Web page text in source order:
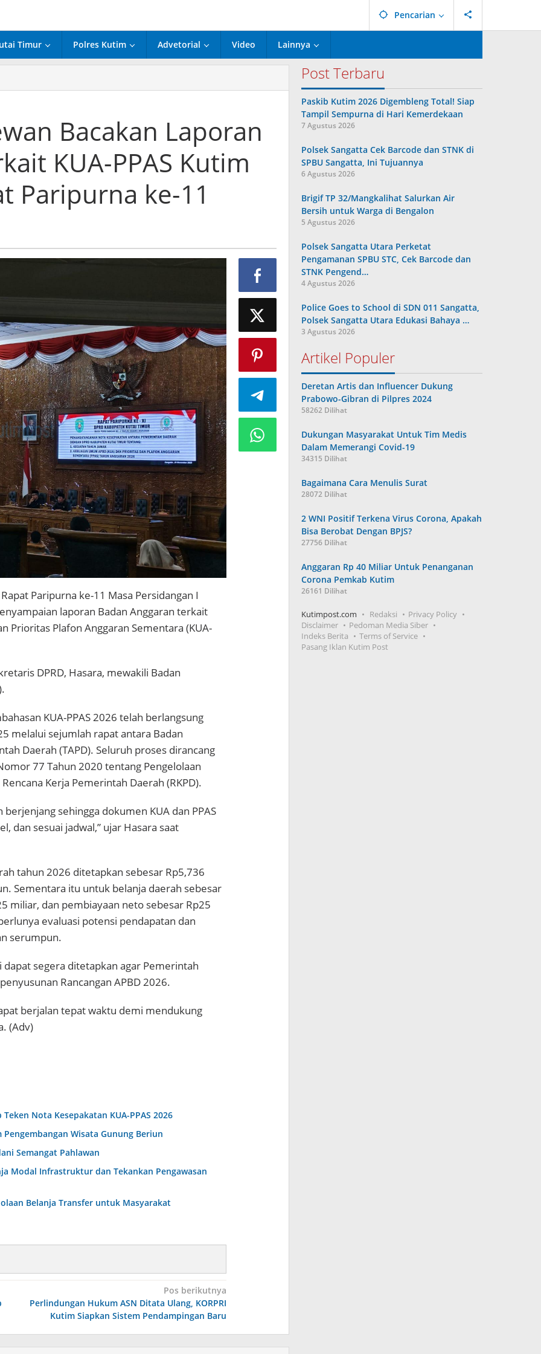
Pencarian
Timur Polres Kutim Advetorial Video Lainnya
Bacakan Laporan
KUA-PPAS Kutim
Paripurna ke-11
Paripurna ke-11 Masa Persidangan I
laporan Badan Anggaran terkait
Prioritas Plafon Anggaran Sementara (KUA-
DPRD, Hasara, mewakili Badan
KUA-PPAS 2026 telah berlangsung
melalui sejumlah rapat antara Badan
Daerah (TAPD). Seluruh proses dirancang
77 Tahun 2020 tentang Pengelolaan
Kerja Pemerintah Daerah (RKPD).
sehingga dokumen KUA dan PPAS
dan sesuai jadwal,” ujar Hasara saat
tahun 2026 ditetapkan sebesar Rp5,736
Sementara itu untuk belanja daerah sebesar
miliar, dan pembiayaan neto sebesar Rp25
evaluasi potensi pendapatan dan
serumpun.
segera ditetapkan agar Pemerintah
Rancangan APBD 2026.
berjalan tepat waktu demi mendukung
(Adv)
Nota Kesepakatan KUA-PPAS 2026
Wisata Gunung Beriun
Semangat Pahlawan
Modal Infrastruktur dan Tekankan Pengawasan
Belanja Transfer untuk Masyarakat
Pos berikutnya
Perlindungan Hukum ASN Ditata Ulang, KORPRI
Kutim Siapkan Sistem Pendampingan Baru
Post Terbaru
Paskib Kutim 2026 Digembleng Total! Siap
Tampil Sempurna di Hari Kemerdekaan
7 Agustus 2026
Polsek Sangatta Cek Barcode dan STNK di
SPBU Sangatta, Ini Tujuannya
6 Agustus 2026
Brigif TP 32/Mangkalihat Salurkan Air
Bersih untuk Warga di Bengalon
5 Agustus 2026
Polsek Sangatta Utara Perketat
Pengamanan SPBU STC, Cek Barcode dan
STNK Pengend…
4 Agustus 2026
Police Goes to School di SDN 011 Sangatta,
Polsek Sangatta Utara Edukasi Bahaya …
3 Agustus 2026
Artikel Populer
Deretan Artis dan Influencer Dukung
Prabowo-Gibran di Pilpres 2024
58262 Dilihat
Dukungan Masyarakat Untuk Tim Medis
Dalam Memerangi Covid-19
34315 Dilihat
Bagaimana Cara Menulis Surat
28072 Dilihat
2 WNI Positif Terkena Virus Corona, Apakah
Bisa Berobat Dengan BPJS?
27756 Dilihat
Anggaran Rp 40 Miliar Untuk Penanganan
Corona Pemkab Kutim
26161 Dilihat
Kutimpost.com Redaksi
Privacy Policy
Disclaimer
Pedoman Media Siber
Indeks Berita
Terms of Service
Pasang Iklan Kutim Post